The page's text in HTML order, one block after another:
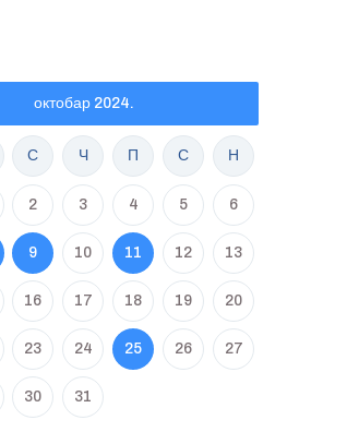
октобар 2024.
С Ч П С Н
2 3 4 5 6
9 10 11 12 13
16 17 18 19 20
23 24 25 26 27
30 31